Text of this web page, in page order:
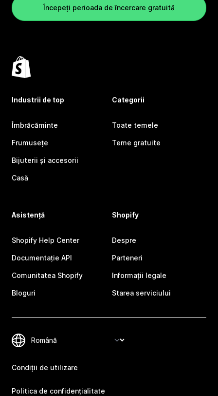
Începeți perioada de încercare gratuită
Industrii de top
Îmbrăcăminte
Frumusețe
Bijuterii și accesorii
Casă
Categorii
Toate temele
Teme gratuite
Asistență
Shopify Help Center
Documentație API
Comunitatea Shopify
Bloguri
Shopify
Despre
Parteneri
Informații legale
Starea serviciului
Condiții de utilizare
Politica de confidențialitate